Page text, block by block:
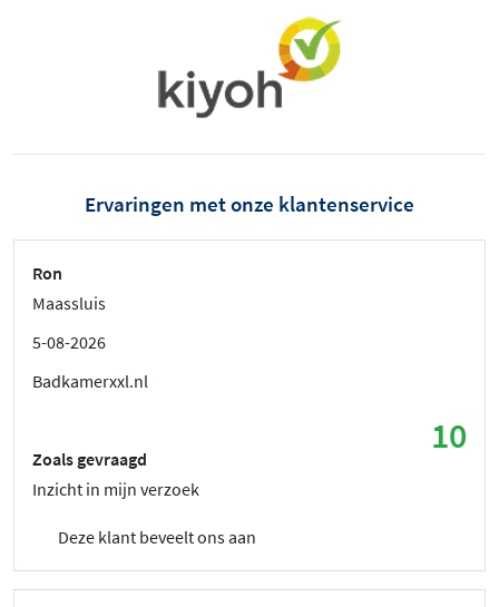
Ervaringen met onze klantenservice
Ron
Maassluis
5-08-2026
Badkamerxxl.nl
10
Zoals gevraagd
Inzicht in mijn verzoek
Deze klant beveelt ons aan